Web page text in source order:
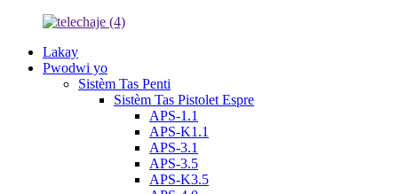
Lakay
Pwodwi yo
Sistèm Tas Penti
Sistèm Tas Pistolet Espre
APS-1.1
APS-K1.1
APS-3.1
APS-3.5
APS-K3.5